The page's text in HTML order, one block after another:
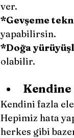
ver.
*Gevşeme
yapabilirsin.
*Doğa
olabilir.
Kendine
Kendini fazla
Hepimiz hata
herkes gibi